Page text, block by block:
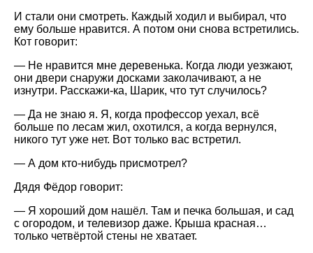
И стали они смотреть. Каждый ходил и выбирал, что
ему больше нравится. А потом они снова встретились.
Кот говорит:
— Не нравится мне деревенька. Когда люди уезжают,
они двери снаружи досками заколачивают, а не
изнутри. Расскажи-ка, Шарик, что тут случилось?
— Да не знаю я. Я, когда профессор уехал, всё
больше по лесам жил, охотился, а когда вернулся,
никого тут уже нет. Вот только вас встретил.
— А дом кто-нибудь присмотрел?
Дядя Фёдор говорит:
— Я хороший дом нашёл. Там и печка большая, и сад
с огородом, и телевизор даже. Крыша красная…
только четвёртой стены не хватает.